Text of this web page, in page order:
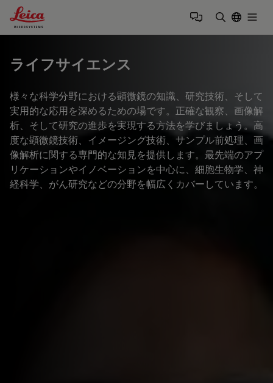
Leica Microsystems Logo
ライフサイエンス
様々な科学分野における顕微鏡の知識、研究技術、そして
実用的な応用を深めるための場です。正確な観察、画像解
析、そして研究の進歩を実現する方法を学びましょう。高
度な顕微鏡技術、イメージング技術、サンプル前処理、画
像解析に関する専門的な知見を提供します。最先端のアプ
リケーションやイノベーションを中心に、細胞生物学、神
経科学、がん研究などの分野を幅広くカバーしています。